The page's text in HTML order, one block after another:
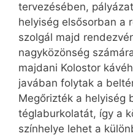
tervezésében,
helyiség elsősorban a
szolgál majd
nagyközönség
majdani Kolostor
javában folytak a
Megőrizték a helyiség
téglaburkolatát, így a
színhelye lehet a